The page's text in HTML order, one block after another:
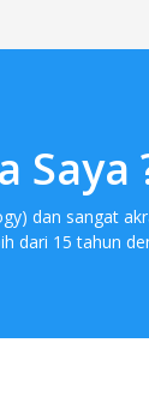
Saya
dan sangat
dari 15 tahun